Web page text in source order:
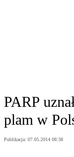
PARP
plam w
Publikacja: 07.05.2014 08:38